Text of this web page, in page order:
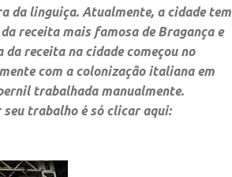
da linguiça. Atualmente, a cidade tem
receita mais famosa de Bragança e
receita na cidade começou no
com a colonização italiana em
trabalhada manualmente.
seu trabalho é só clicar aqui: